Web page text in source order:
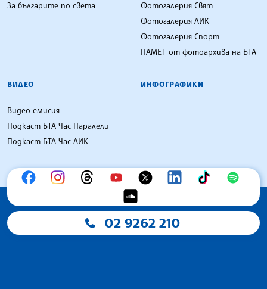
За българите по света
Фотогалерия Свят
Фотогалерия ЛИК
Фотогалерия Спорт
ПАМЕТ от фотоархива на БТА
ВИДЕО
Видео емисия
Подкаст БТА Час Паралели
Подкаст БТА Час ЛИК
ИНФОГРАФИКИ
02 9262 210